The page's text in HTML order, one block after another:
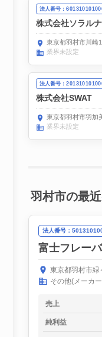
法人番号：
株式会社ソラルナ
東京都羽村市川崎
業界未設定
法人番号：
株式会社SWAT
東京都羽村市羽加
業界未設定
羽村市の最
法人番号：
富士フレー
東京都羽村市緑
その他(メーカ
売上
純利益